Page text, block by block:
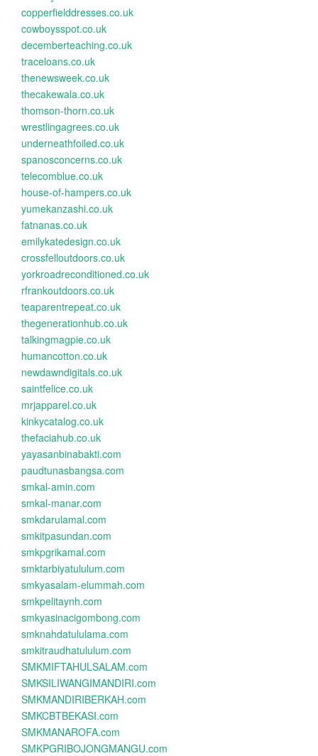
copperfielddresses.co.uk
cowboysspot.co.uk
decemberteaching.co.uk
traceloans.co.uk
thenewsweek.co.uk
thecakewala.co.uk
thomson-thorn.co.uk
wrestlingagrees.co.uk
underneathfoiled.co.uk
spanosconcerns.co.uk
telecomblue.co.uk
house-of-hampers.co.uk
yumekanzashi.co.uk
fatnanas.co.uk
emilykatedesign.co.uk
crossfelloutdoors.co.uk
yorkroadreconditioned.co.uk
rfrankoutdoors.co.uk
teaparentrepeat.co.uk
thegenerationhub.co.uk
talkingmagpie.co.uk
humancotton.co.uk
newdawndigitals.co.uk
saintfelice.co.uk
mrjapparel.co.uk
kinkycatalog.co.uk
thefaciahub.co.uk
yayasanbinabakti.com
paudtunasbangsa.com
smkal-amin.com
smkal-manar.com
smkdarulamal.com
smkitpasundan.com
smkpgrikamal.com
smktarbiyatululum.com
smkyasalam-elummah.com
smkpelitaynh.com
smkyasinacigombong.com
smknahdatululama.com
smkitraudhatululum.com
SMKMIFTAHULSALAM.com
SMKSILIWANGIMANDIRI.com
SMKMANDIRIBERKAH.com
SMKCBTBEKASI.com
SMKMANAROFA.com
SMKPGRIBOJONGMANGU.com